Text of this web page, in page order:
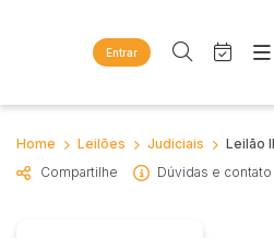
Entrar
Criar conta Entrar
Site
Agenda
Quem Somos
Busca por palavra-chave
Home
Quem Somos
Home Leilões Judiciais
Leilão
Compartilhe
Dúvidas e contato